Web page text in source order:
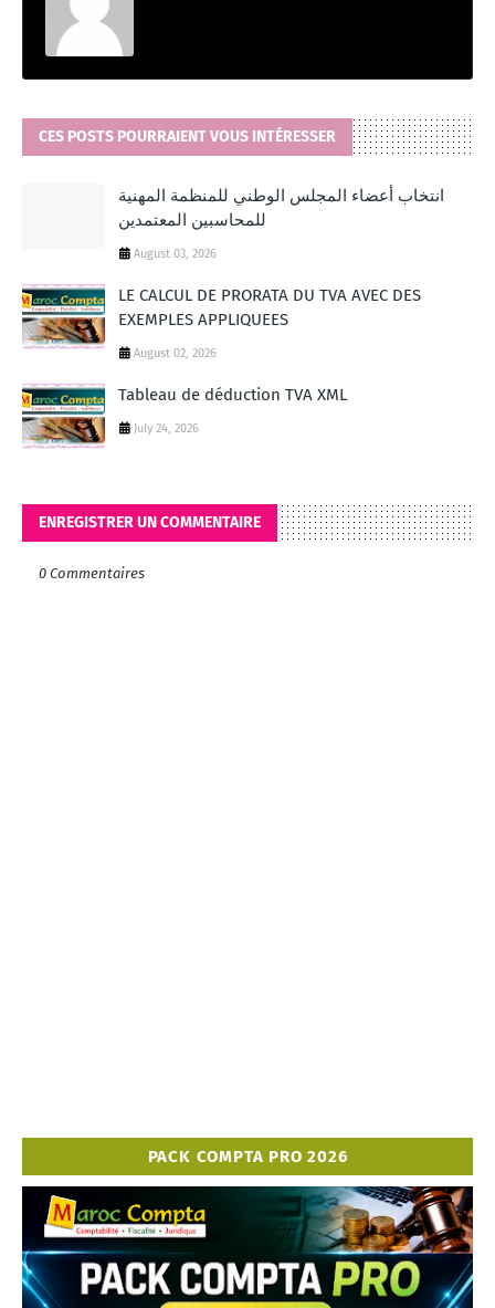
CES POSTS POURRAIENT VOUS INTÉRESSER
انتخاب أعضاء المجلس الوطني للمنظمة المهنية
للمحاسبين المعتمدين
August 03, 2026
LE CALCUL DE PRORATA DU TVA AVEC DES
EXEMPLES APPLIQUEES
August 02, 2026
Tableau de déduction TVA XML
July 24, 2026
ENREGISTRER UN COMMENTAIRE
0 Commentaires
PACK COMPTA PRO 2026